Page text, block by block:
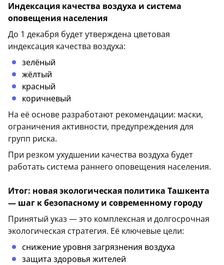
Индексация качества воздуха и система
оповещения населения
До 1 декабря будет утверждена цветовая
индексация качества воздуха:
зелёный
жёлтый
красный
коричневый
На её основе разработают рекомендации: маски,
ограничения активности, предупреждения для
групп риска.
При резком ухудшении качества воздуха будет
работать система раннего оповещения населения.
Итог: новая экологическая политика Ташкента
— шаг к безопасному и современному городу
Принятый указ — это комплексная и долгосрочная
экологическая стратегия. Её ключевые цели:
снижение уровня загрязнения воздуха
защита здоровья жителей